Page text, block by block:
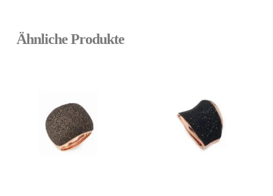
Ähnliche Produkte